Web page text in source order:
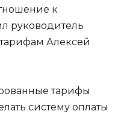
к
руководитель
Алексей
тарифы
систему оплаты